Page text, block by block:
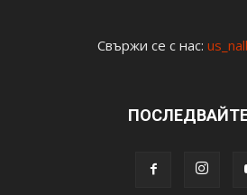
Свържи се с нас: